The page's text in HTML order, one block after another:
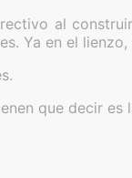
al
Ya en el
que decir es